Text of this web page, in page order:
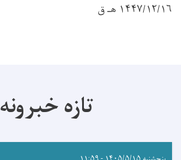
۱۴۴۷/۱۲/۱۶ هـ ق
تازه خبرونه